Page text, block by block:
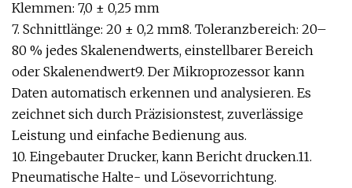
Klemmen: 7,0 ± 0,25 mm
7. Schnittlänge: 20 ± 0,2 mm8. Toleranzbereich: 20–
80 % jedes Skalenendwerts, einstellbarer Bereich
oder Skalenendwert9. Der Mikroprozessor kann
Daten automatisch erkennen und analysieren. Es
zeichnet sich durch Präzisionstest, zuverlässige
Leistung und einfache Bedienung aus.
10. Eingebauter Drucker, kann Bericht drucken.11.
Pneumatische Halte- und Lösevorrichtung.